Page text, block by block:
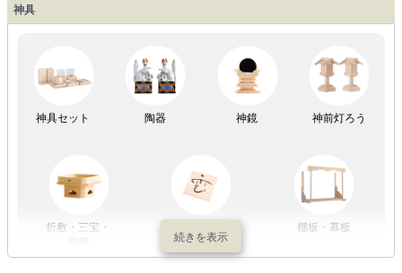
神具
神具セット 陶器 神鏡 神前灯ろう
折敷・三宝・
棚板・幕板